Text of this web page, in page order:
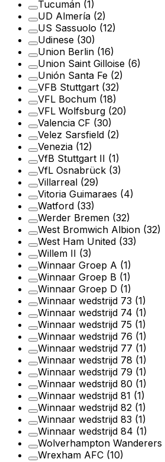
Tucumán (1)
UD Almería (2)
US Sassuolo (12)
Udinese (30)
Union Berlin (16)
Union Saint Gilloise (6)
Unión Santa Fe (2)
VFB Stuttgart (32)
VFL Bochum (18)
VFL Wolfsburg (20)
Valencia CF (30)
Velez Sarsfield (2)
Venezia (12)
VfB Stuttgart II (1)
VfL Osnabrück (3)
Villarreal (29)
Vitoria Guimaraes (4)
Watford (33)
Werder Bremen (32)
West Bromwich Albion (32)
West Ham United (33)
Willem II (3)
Winnaar Groep A (1)
Winnaar Groep B (1)
Winnaar Groep D (1)
Winnaar wedstrijd 73 (1)
Winnaar wedstrijd 74 (1)
Winnaar wedstrijd 75 (1)
Winnaar wedstrijd 76 (1)
Winnaar wedstrijd 77 (1)
Winnaar wedstrijd 78 (1)
Winnaar wedstrijd 79 (1)
Winnaar wedstrijd 80 (1)
Winnaar wedstrijd 81 (1)
Winnaar wedstrijd 82 (1)
Winnaar wedstrijd 83 (1)
Winnaar wedstrijd 84 (1)
Wolverhampton Wanderers
Wrexham AFC (10)